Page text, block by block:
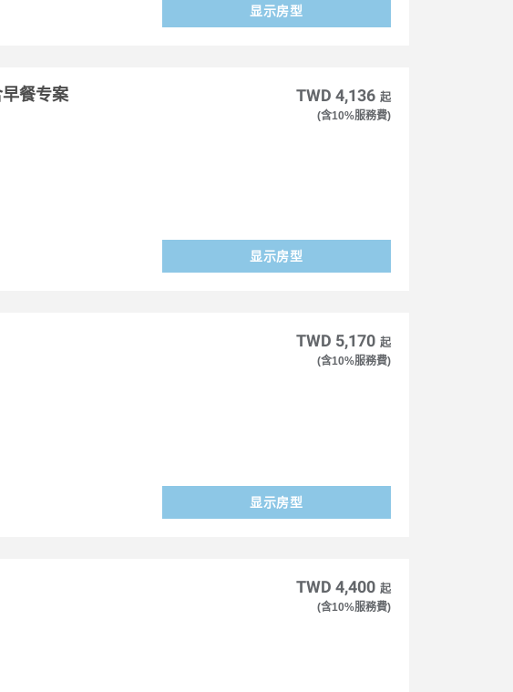
显示房型
餐专案 TWD 4,136 起
(含10%服務費)
显示房型
TWD 5,170 起
(含10%服務費)
显示房型
TWD 4,400 起
(含10%服務費)